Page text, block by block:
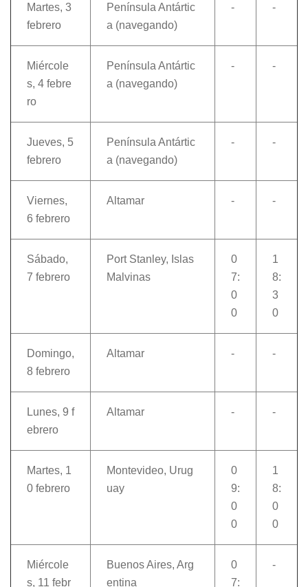
Martes, 3
febrero
Península Antártic
a (navegando)
- -
Miércole
s, 4 febre
ro
Península Antártic
a (navegando)
- -
Jueves, 5
febrero
Península Antártic
a (navegando)
- -
Viernes,
6 febrero
Altamar - -
Sábado,
7 febrero
Port Stanley, Islas
Malvinas
0
7:
0
0
1
8:
3
0
Domingo,
8 febrero
Altamar - -
Lunes, 9 f
ebrero
Altamar - -
Martes, 1
0 febrero
Montevideo, Urug
uay
0
9:
0
0
1
8:
0
0
Miércole
s, 11 febr
Buenos Aires, Arg
entina
0
7:
-